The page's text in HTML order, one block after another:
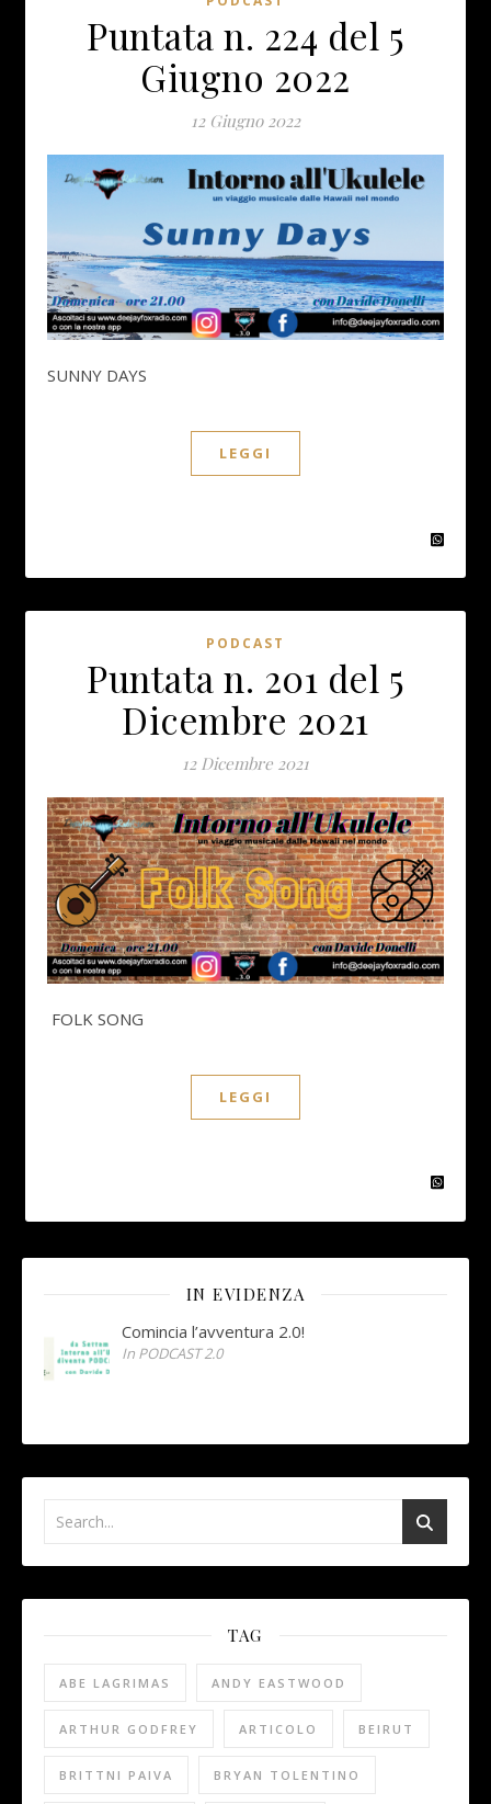
Puntata n. 224 del 5
Giugno 2022
12 Giugno 2022
SUNNY DAYS
LEGGI
PODCAST
Puntata n. 201 del 5
Dicembre 2021
12 Dicembre 2021
FOLK SONG
LEGGI
IN EVIDENZA
Comincia l’avventura 2.0!
In PODCAST 2.0
TAG
ABE LAGRIMAS ANDY EASTWOOD
ARTHUR GODFREY ARTICOLO BEIRUT
BRITTNI PAIVA BRYAN TOLENTINO